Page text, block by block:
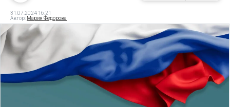
31.07.2024 16:21
Автор: Мария Федорова